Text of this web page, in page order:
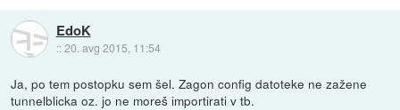
EdoK
::20. avg 2015, 11:54
Ja, po tem postopku sem šel. Zagon config datoteke ne zažene
tunnelblicka oz. jo ne moreš importirati v tb.